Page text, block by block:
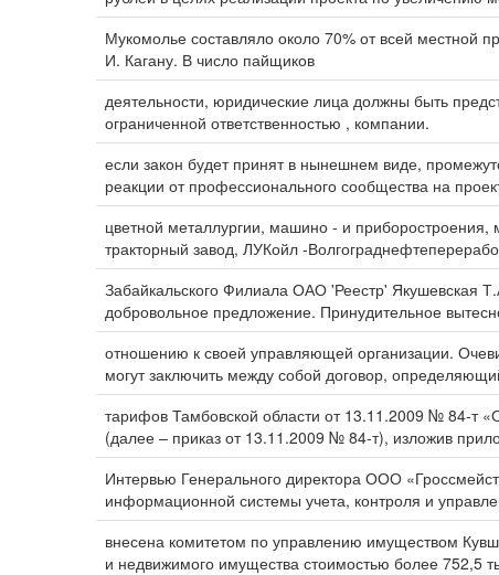
Мукомолье составляло около 70% от всей местной
И. Кагану. В число пайщиков
деятельности, юридические лица должны быть
ограниченной ответственностью , компании.
если закон будет принят в нынешнем виде,
реакции от профессионального сообщества на
цветной металлургии, машино - и
тракторный завод, ЛУКойл -
Забайкальского Филиала ОАО 'Реестр' Якушевская
добровольное предложение. Принудительное
отношению к своей управляющей организации.
могут заключить между собой договор,
тарифов Тамбовской области от 13.11.2009 № 84-т
(далее – приказ от 13.11.2009 № 84-т), изложив
Интервью Генерального директора ООО
информационной системы учета, контроля и
внесена комитетом по управлению имуществом
и недвижимого имущества стоимостью более 752,5